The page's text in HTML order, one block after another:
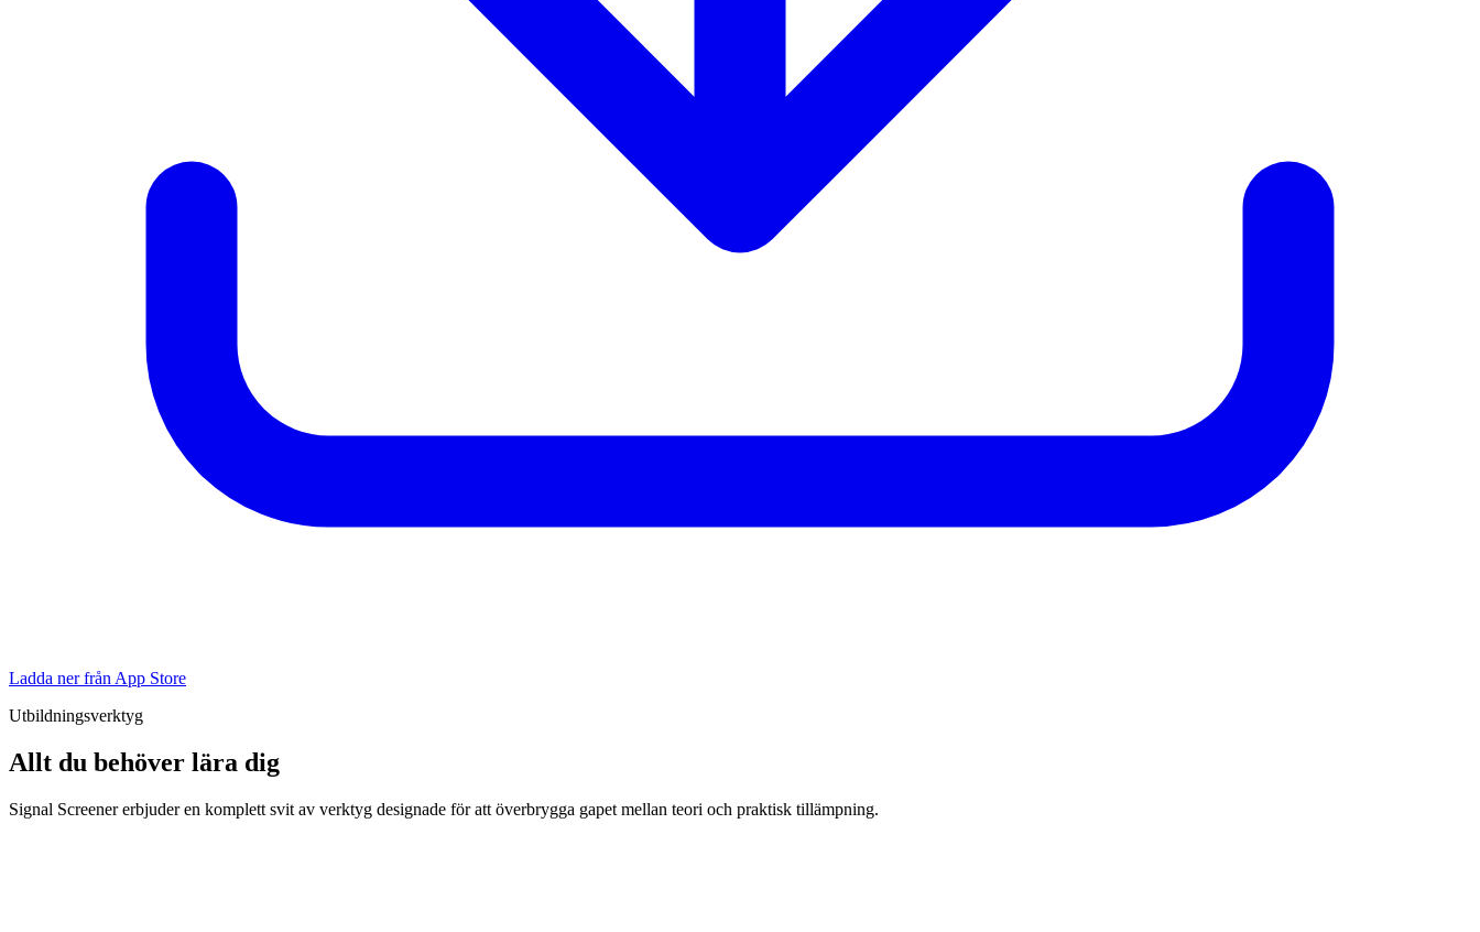
Ladda ner från App Store
Utbildningsverktyg
Allt du behöver lära dig
Signal Screener erbjuder en komplett svit av verktyg designade för att överbrygga gapet mellan teori och praktisk tillämpning.